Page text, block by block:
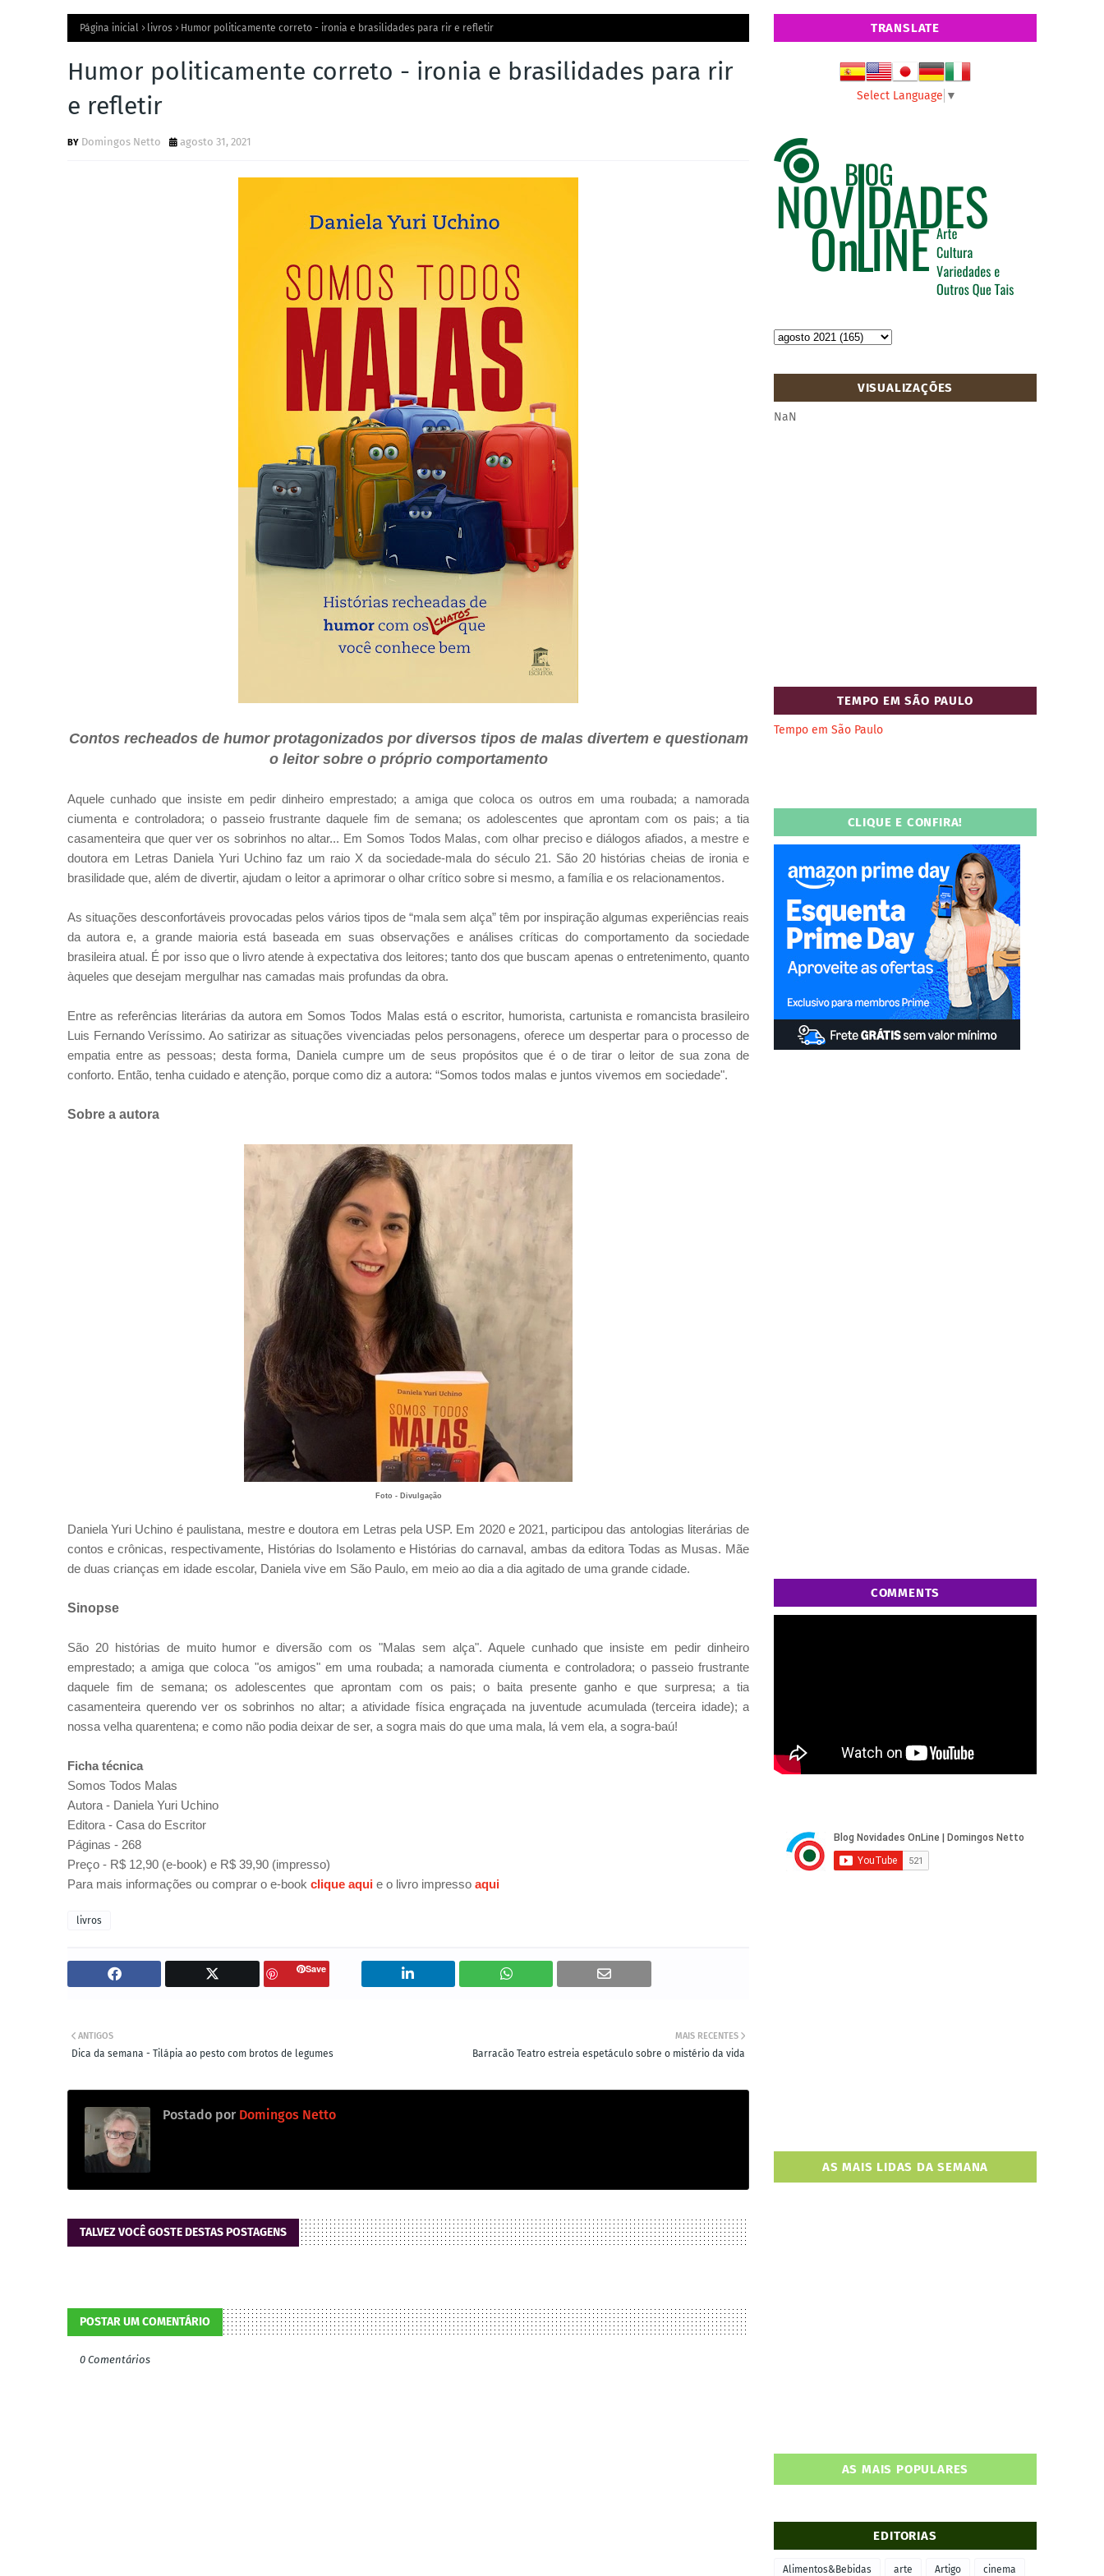
Página inicial livros Humor politicamente correto - ironia e brasilidades para rir e refletir
Humor politicamente correto - ironia e brasilidades para rir
e refletir
Domingos Netto agosto 31, 2021
Contos recheados de humor protagonizados por diversos tipos de malas divertem e questionam
o leitor sobre o próprio comportamento
Aquele cunhado que insiste em pedir dinheiro emprestado; a amiga que coloca os outros em uma roubada; a namorada
ciumenta e controladora; o passeio frustrante daquele fim de semana; os adolescentes que aprontam com os pais; a tia
casamenteira que quer ver os sobrinhos no altar... Em Somos Todos Malas, com olhar preciso e diálogos afiados, a mestre e
doutora em Letras Daniela Yuri Uchino faz um raio X da sociedade-mala do século 21. São 20 histórias cheias de ironia e
brasilidade que, além de divertir, ajudam o leitor a aprimorar o olhar crítico sobre si mesmo, a família e os relacionamentos.
As situações desconfortáveis provocadas pelos vários tipos de “mala sem alça” têm por inspiração algumas experiências reais
da autora e, a grande maioria está baseada em suas observações e análises críticas do comportamento da sociedade
brasileira atual. É por isso que o livro atende à expectativa dos leitores; tanto dos que buscam apenas o entretenimento, quanto
àqueles que desejam mergulhar nas camadas mais profundas da obra.
Entre as referências literárias da autora em Somos Todos Malas está o escritor, humorista, cartunista e romancista brasileiro
Luis Fernando Veríssimo. Ao satirizar as situações vivenciadas pelos personagens, oferece um despertar para o processo de
empatia entre as pessoas; desta forma, Daniela cumpre um de seus propósitos que é o de tirar o leitor de sua zona de
conforto. Então, tenha cuidado e atenção, porque como diz a autora: “Somos todos malas e juntos vivemos em sociedade".
Sobre a autora
Foto - Divulgação
Daniela Yuri Uchino é paulistana, mestre e doutora em Letras pela USP. Em 2020 e 2021, participou das antologias literárias de
contos e crônicas, respectivamente, Histórias do Isolamento e Histórias do carnaval, ambas da editora Todas as Musas. Mãe
de duas crianças em idade escolar, Daniela vive em São Paulo, em meio ao dia a dia agitado de uma grande cidade.
Sinopse
São 20 histórias de muito humor e diversão com os "Malas sem alça". Aquele cunhado que insiste em pedir dinheiro
emprestado; a amiga que coloca "os amigos" em uma roubada; a namorada ciumenta e controladora; o passeio frustrante
daquele fim de semana; os adolescentes que aprontam com os pais; o baita presente ganho e que surpresa; a tia
casamenteira querendo ver os sobrinhos no altar; a atividade física engraçada na juventude acumulada (terceira idade); a
nossa velha quarentena; e como não podia deixar de ser, a sogra mais do que uma mala, lá vem ela, a sogra-baú!
Ficha técnica
Somos Todos Malas
Autora - Daniela Yuri Uchino
Editora - Casa do Escritor
Páginas - 268
Preço - R$ 12,90 (e-book) e R$ 39,90 (impresso)
Para mais informações ou comprar o e-book clique aqui e o livro impresso aqui
livros
Save
MAIS RECENTES
Barracão Teatro estreia espetáculo sobre o mistério da vida
ANTIGOS
Dica da semana - Tilápia ao pesto com brotos de legumes
Postado por Domingos Netto
TALVEZ VOCÊ GOSTE DESTAS POSTAGENS
POSTAR UM COMENTÁRIO
0 Comentários
TRANSLATE
Select Language ▼
VISUALIZAÇÕES
NaN
TEMPO EM SÃO PAULO
Tempo em São Paulo
CLIQUE E CONFIRA!
COMMENTS
AS MAIS LIDAS DA SEMANA
AS MAIS POPULARES
EDITORIAS
Alimentos&Bebidas arte Artigo cinema